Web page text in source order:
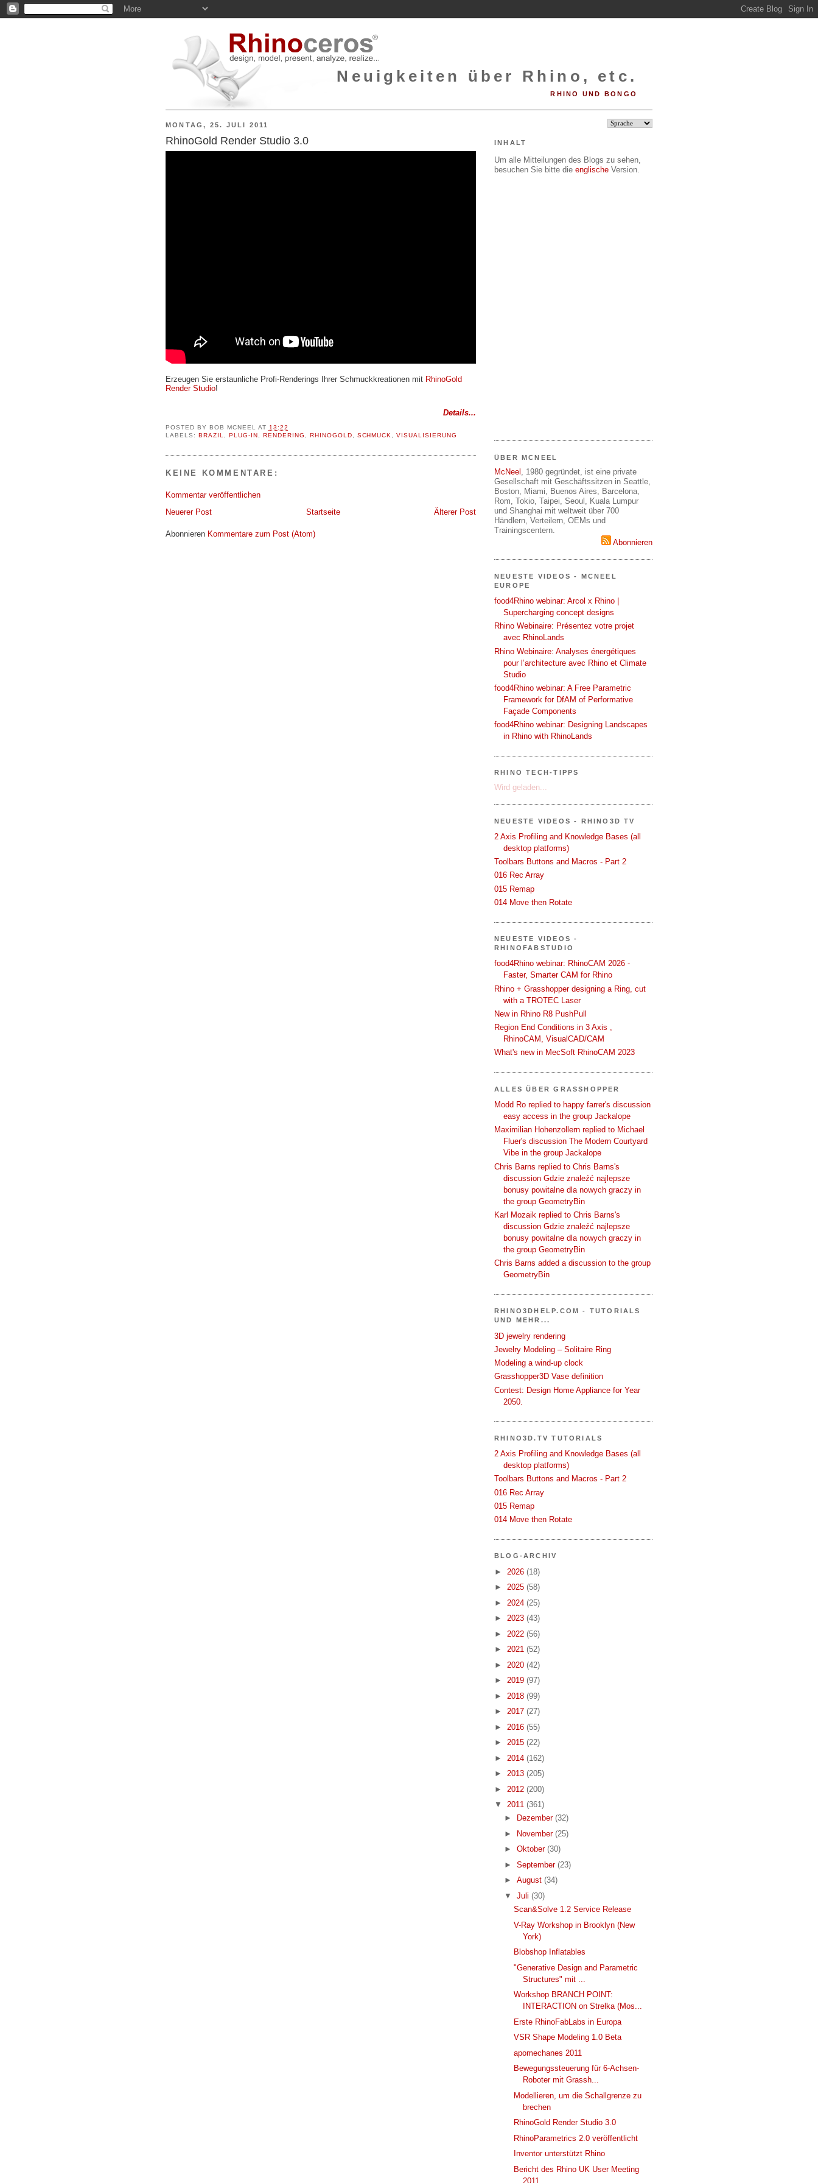
Neuigkeiten über Rhino, etc.
RHINO UND BONGO
MONTAG, 25. JULI 2011
RhinoGold Render Studio 3.0
Erzeugen Sie erstaunliche Profi-Renderings Ihrer Schmuckkreationen mit RhinoGold
Render Studio!
Details...
POSTED BY BOB MCNEEL AT 13:22
LABELS: BRAZIL PLUG-IN RENDERING RHINOGOLD SCHMUCK ,VISUALISIERUNG
KEINE KOMMENTARE:
Kommentar veröffentlichen
Neuerer Post
Älterer Post
Startseite
Abonnieren Kommentare zum Post (Atom)
INHALT
Um alle Mitteilungen des Blogs zu sehen,
besuchen Sie bitte die englische Version.
ÜBER MCNEEL
McNeel
, 1980 gegründet, ist eine private
Gesellschaft mit Geschäftssitzen in Seattle,
Boston, Miami, Buenos Aires, Barcelona,
Rom, Tokio, Taipei, Seoul, Kuala Lumpur
und Shanghai mit weltweit über 700
Händlern, Verteilern, OEMs und
Trainingscentern.
Abonnieren
NEUESTE VIDEOS - MCNEEL
EUROPE
food4Rhino webinar: Arcol x Rhino |
Supercharging concept designs
Rhino Webinaire: Présentez votre projet
avec RhinoLands
Rhino Webinaire: Analyses énergétiques
pour l’architecture avec Rhino et Climate
Studio
food4Rhino webinar: A Free Parametric
Framework for DfAM of Performative
Façade Components
food4Rhino webinar: Designing Landscapes
in Rhino with RhinoLands
RHINO TECH-TIPPS
Wird geladen...
NEUESTE VIDEOS - RHINO3D TV
2 Axis Profiling and Knowledge Bases (all
desktop platforms)
Toolbars Buttons and Macros - Part 2
016 Rec Array
015 Remap
014 Move then Rotate
NEUESTE VIDEOS -
RHINOFABSTUDIO
food4Rhino webinar: RhinoCAM 2026 -
Faster, Smarter CAM for Rhino
Rhino + Grasshopper designing a Ring, cut
with a TROTEC Laser
New in Rhino R8 PushPull
Region End Conditions in 3 Axis ,
RhinoCAM, VisualCAD/CAM
What's new in MecSoft RhinoCAM 2023
ALLES ÜBER GRASSHOPPER
Modd Ro replied to happy farrer's discussion
easy access in the group Jackalope
Maximilian Hohenzollern replied to Michael
Fluer's discussion The Modern Courtyard
Vibe in the group Jackalope
Chris Barns replied to Chris Barns's
discussion Gdzie znaleźć najlepsze
bonusy powitalne dla nowych graczy in
the group GeometryBin
Karl Mozaik replied to Chris Barns's
discussion Gdzie znaleźć najlepsze
bonusy powitalne dla nowych graczy in
the group GeometryBin
Chris Barns added a discussion to the group
GeometryBin
RHINO3DHELP.COM - TUTORIALS
UND MEHR...
3D jewelry rendering
Jewelry Modeling – Solitaire Ring
Modeling a wind-up clock
Grasshopper3D Vase definition
Contest: Design Home Appliance for Year
2050.
RHINO3D.TV TUTORIALS
2 Axis Profiling and Knowledge Bases (all
desktop platforms)
Toolbars Buttons and Macros - Part 2
016 Rec Array
015 Remap
014 Move then Rotate
BLOG-ARCHIV
► 2026 (18)
► 2025 (58)
► 2024 (25)
► 2023 (43)
► 2022 (56)
► 2021 (52)
► 2020 (42)
► 2019 (97)
► 2018 (99)
► 2017 (27)
► 2016 (55)
► 2015 (22)
► 2014 (162)
► 2013 (205)
► 2012 (200)
▼ 2011 (361)
►
Dezember (32)
►
November (25)
► Oktober (30)
► September (23)
► August (34)
▼ Juli (30)
Scan&Solve 1.2 Service Release
V-Ray Workshop in Brooklyn (New
York)
Blobshop Inflatables
"Generative Design and Parametric
Structures" mit ...
Workshop BRANCH POINT:
INTERACTION on Strelka (Mos...
Erste RhinoFabLabs in Europa
VSR Shape Modeling 1.0 Beta
apomechanes 2011
Bewegungssteuerung für 6-Achsen-
Roboter mit Grassh...
Modellieren, um die Schallgrenze zu
brechen
RhinoGold Render Studio 3.0
RhinoParametrics 2.0 veröffentlicht
Inventor unterstützt Rhino
Bericht des Rhino UK User Meeting
2011